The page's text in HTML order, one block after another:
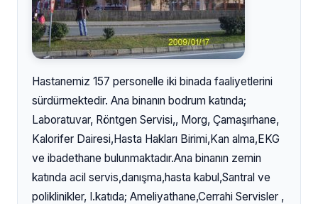
Hastanemiz 157 personelle iki binada faaliyetlerini
sürdürmektedir. Ana binanın bodrum katında;
Laboratuvar, Röntgen Servisi,, Morg, Çamaşırhane,
Kalorifer Dairesi,Hasta Hakları Birimi,Kan alma,EKG
ve ibadethane bulunmaktadır.Ana binanın zemin
katında acil servis,danışma,hasta kabul,Santral ve
poliklinikler, I.katıda; Ameliyathane,Cerrahi Servisler ,